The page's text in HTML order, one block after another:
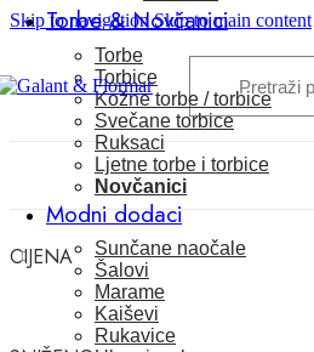
Skip to navigationSkip to main content
Torbe & Novčanici
Torbe
Torbice
Kožne torbe / torbice
Svečane torbice
Ruksaci
Ljetne torbe i torbice
Novčanici
Modni dodaci
Sunčane naočale
Šalovi
Marame
Kaiševi
Rukavice
CIJENA